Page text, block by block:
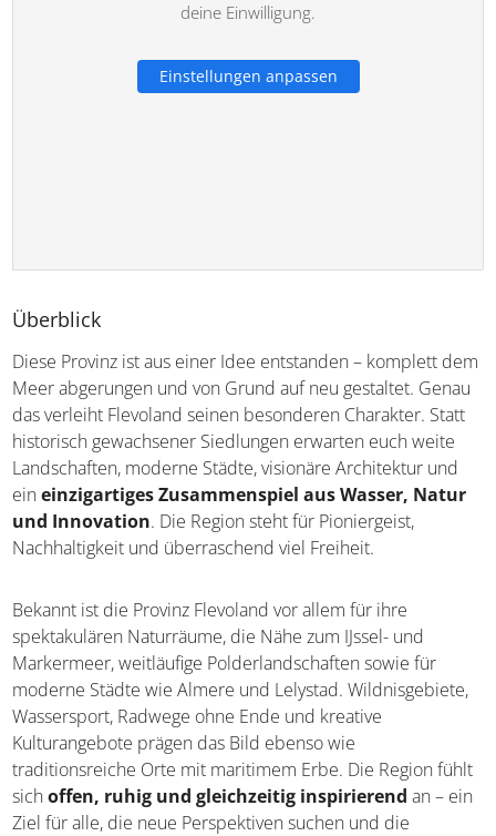
deine Einwilligung.
Einstellungen anpassen
Überblick
Diese Provinz ist aus einer Idee entstanden – komplett dem
Meer abgerungen und von Grund auf neu gestaltet. Genau
das verleiht Flevoland seinen besonderen Charakter. Statt
historisch gewachsener Siedlungen erwarten euch weite
Landschaften, moderne Städte, visionäre Architektur und
eineinzigartiges Zusammenspiel aus Wasser, Natur
und Innovation. Die Region steht für Pioniergeist,
Nachhaltigkeit und überraschend viel Freiheit.
Bekannt ist die Provinz Flevoland vor allem für ihre
spektakulären Naturräume, die Nähe zum IJssel- und
Markermeer, weitläufige Polderlandschaften sowie für
moderne Städte wie Almere und Lelystad. Wildnisgebiete,
Wassersport, Radwege ohne Ende und kreative
Kulturangebote prägen das Bild ebenso wie
traditionsreiche Orte mit maritimem Erbe. Die Region fühlt
sichoffen, ruhig und gleichzeitig inspirierend an – ein
Ziel für alle, die neue Perspektiven suchen und die